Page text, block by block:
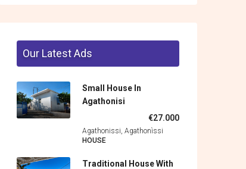
Our Latest Ads
Small House In
Agathonisi
€27.000
Agathonissi, Agathonìssi
HOUSE
Traditional House With